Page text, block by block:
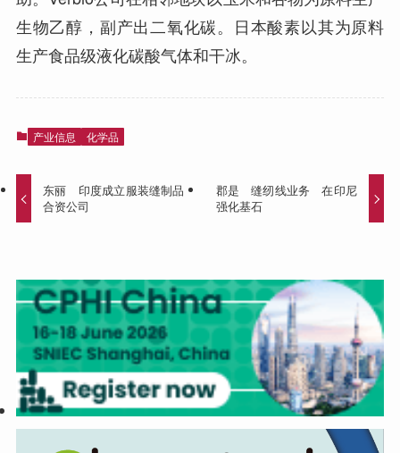
生物乙醇，副产出二氧化碳。日本酸素以其为原料
生产食品级液化碳酸气体和干冰。
产业信息 化学品
东丽 印度成立服装缝制品
合资公司
郡是 缝纫线业务 在印尼
强化基石